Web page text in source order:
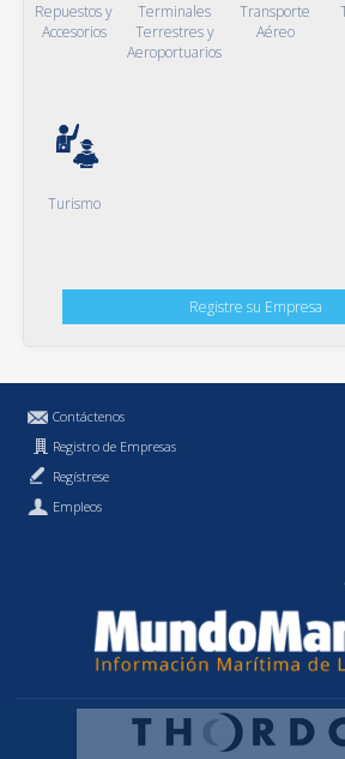
Repuestos y
Accesorios
Terminales
Terrestres y
Aeroportuarios
Transporte
Aéreo
Turismo
Registre su Empresa
Contáctenos
Registro de Empresas
Regístrese
Empleos
Política de Privacidad
MundoMaritimo.cl es una marca registrada de